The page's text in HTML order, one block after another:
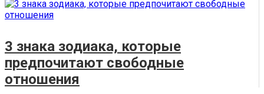
3 знака зодиака, которые
предпочитают свободные
отношения